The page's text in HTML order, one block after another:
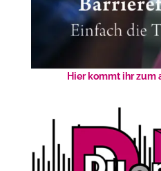
Hier kommt ihr zum